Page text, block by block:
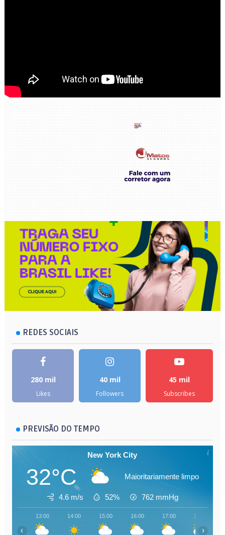
REDES SOCIAIS
280 mil
Likes
40 mil
Followers
45 mil
Subscribes
PREVISÃO DO TEMPO
New York City
32°C Maioritariamente limpo
4.6 m/s 52% 762 mmHg
13:00 14:00 15:00 16:00 17:00 18:00
‹ ›